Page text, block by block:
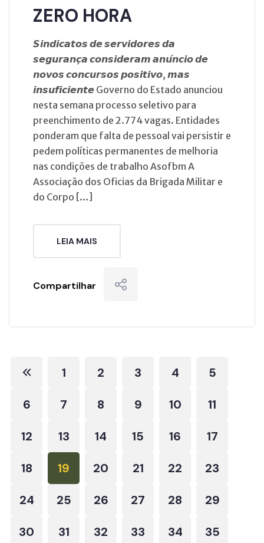
ZERO HORA
𝙎𝙞𝙣𝙙𝙞𝙘𝙖𝙩𝙤𝙨 𝙙𝙚 𝙨𝙚𝙧𝙫𝙞𝙙𝙤𝙧𝙚𝙨 𝙙𝙖
𝙨𝙚𝙜𝙪𝙧𝙖𝙣𝙘̧𝙖 𝙘𝙤𝙣𝙨𝙞𝙙𝙚𝙧𝙖𝙢 𝙖𝙣𝙪́𝙣𝙘𝙞𝙤 𝙙𝙚
𝙣𝙤𝙫𝙤𝙨 𝙘𝙤𝙣𝙘𝙪𝙧𝙨𝙤𝙨 𝙥𝙤𝙨𝙞𝙩𝙞𝙫𝙤, 𝙢𝙖𝙨
𝙞𝙣𝙨𝙪𝙛𝙞𝙘𝙞𝙚𝙣𝙩𝙚 Governo do Estado anunciou
nesta semana processo seletivo para
preenchimento de 2.774 vagas. Entidades
ponderam que falta de pessoal vai persistir e
pedem políticas permanentes de melhoria
nas condições de trabalho Asofbm A
Associação dos Oficias da Brigada Militar e
do Corpo […]
LEIA MAIS
Compartilhar
1 2 3 4 5
6 7 8 9 10 11
12 13 14 15 16 17
18 19 20 21 22 23
24 25 26 27 28 29
30 31 32 33 34 35